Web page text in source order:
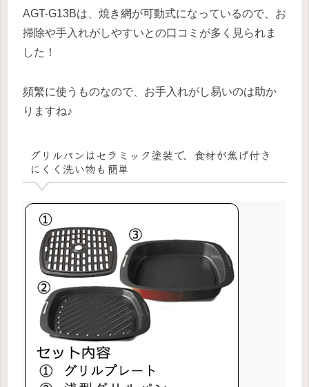
AGT-G13Bは、焼き網が可動式になっているので、お
掃除や手入れがしやすいとの口コミが多く見られま
した！
頻繁に使うものなので、お手入れがし易いのは助か
りますね♪
グリルパンはセラミック塗装で、食材が焦げ付き
にくく洗い物も簡単